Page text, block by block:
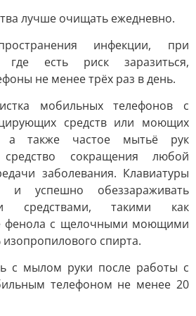
лучше очищать ежедневно.
инфекции, при
есть риск заразиться,
не менее трёх раз в день.
мобильных телефонов с
средств или моющих
а также частое мытьё рук
сокращения любой
заболевания. Клавиатуры
и успешно обеззараживать
средствами, такими как
фенола с щелочными моющими
изопропилового спирта.
с мылом руки после работы с
телефоном не менее 20